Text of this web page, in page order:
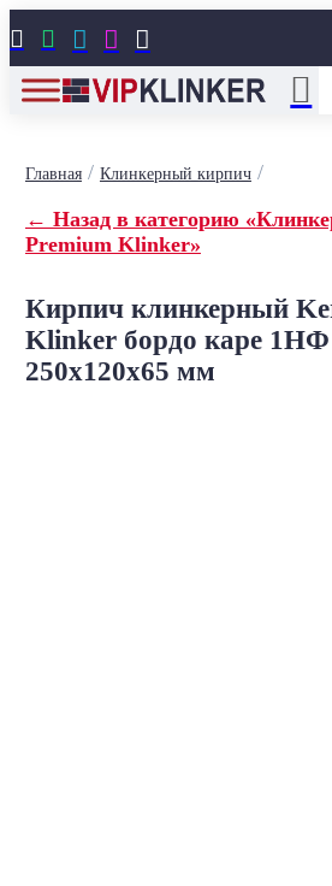
    
Главная/ Клинкерный кирпич/
← Назад в категорию
Premium Klinker»
Кирпич клинкерный
Klinker бордо каре
250x120x65 мм